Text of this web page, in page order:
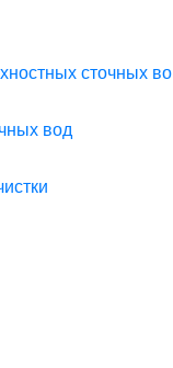
сточных во
вод